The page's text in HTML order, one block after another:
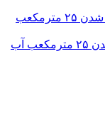
رسوایی آبی در زاینده‌رود؛ معمای گم شدن ۲۵ مترمکعب آب